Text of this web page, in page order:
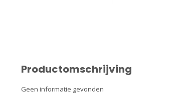
Productomschrijving
Geen informatie gevonden